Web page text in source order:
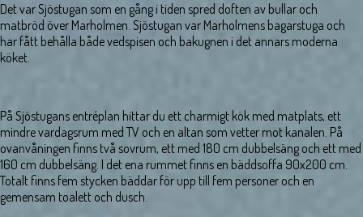
Det var Sjöstugan som en gång i tiden spred doften av bullar och
matbröd över Marholmen. Sjöstugan var Marholmens bagarstuga och
har fått behålla både vedspisen och bakugnen i det annars moderna
köket.
På Sjöstugans entréplan hittar du ett charmigt kök med matplats, ett
mindre vardagsrum med TV och en altan som vetter mot kanalen. På
ovanvåningen finns två sovrum, ett med 180 cm dubbelsäng och ett med
160 cm dubbelsäng. I det ena rummet finns en bäddsoffa 90x200 cm.
Totalt finns fem stycken bäddar för upp till fem personer och en
gemensam toalett och dusch.